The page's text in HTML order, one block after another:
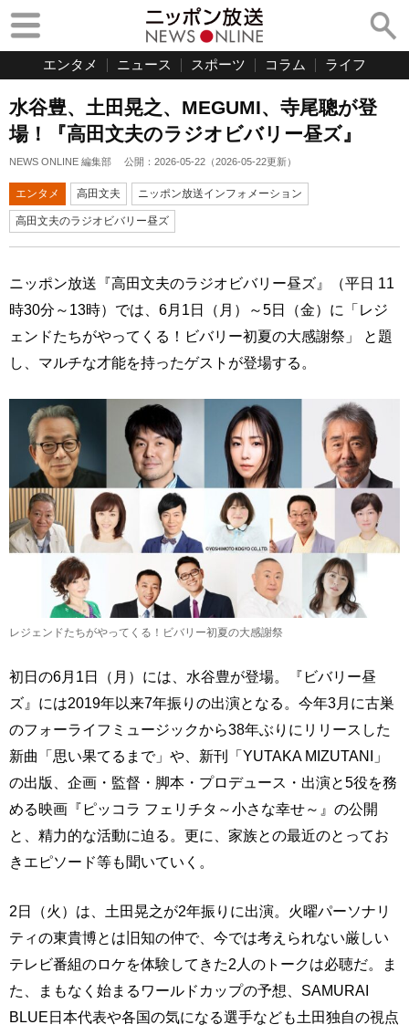
エンタメ ニュース スポーツ コラム ライフ
水谷豊、土田晃之、MEGUMI、寺尾聰が登
場！『高田文夫のラジオビバリー昼ズ』
NEWS ONLINE 編集部 公開： 2026-05-22 （2026-05-22更新）
エンタメ 高田文夫 ニッポン放送インフォメーション
高田文夫のラジオビバリー昼ズ
ニッポン放送『高田文夫のラジオビバリー昼ズ』（平日 11
時30分～13時）では、6月1日（月）～5日（金）に「レジ
ェンドたちがやってくる！ビバリー初夏の大感謝祭」 と題
し、マルチな才能を持ったゲストが登場する。
レジェンドたちがやってくる！ビバリー初夏の大感謝祭
初日の6月1日（月）には、水谷豊が登場。『ビバリー昼
ズ』には2019年以来7年振りの出演となる。今年3月に古巣
のフォーライフミュージックから38年ぶりにリリースした
新曲「思い果てるまで」や、新刊「YUTAKA MIZUTANI」
の出版、企画・監督・脚本・プロデュース・出演と5役を務
める映画『ピッコラ フェリチタ～小さな幸せ～』の公開
と、精力的な活動に迫る。更に、家族との最近のとってお
きエピソード等も聞いていく。
2日（火）は、土田晃之が2年振りに出演。火曜パーソナリ
ティの東貴博とは旧知の仲で、今では考えられない厳しい
テレビ番組のロケを体験してきた2人のトークは必聴だ。ま
た、まもなく始まるワールドカップの予想、SAMURAI
BLUE日本代表や各国の気になる選手なども土田独自の視点